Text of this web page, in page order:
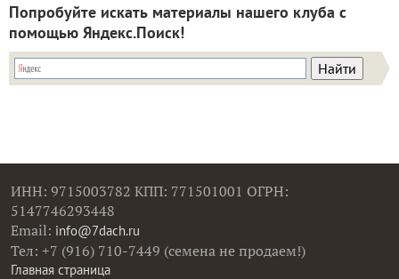
Попробуйте искать материалы нашего клуба с
помощью Яндекс.Поиск!
ИНН: 9715003782 КПП: 771501001 ОГРН:
5147746293448
Email: info@7dach.ru
Тел: +7 (916) 710-7449 (семена не продаем!)
Главная страница